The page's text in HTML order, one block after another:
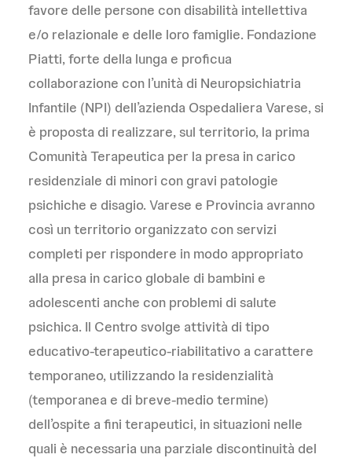
favore delle persone con disabilità intellettiva
e/o relazionale e delle loro famiglie. Fondazione
Piatti, forte della lunga e proficua
collaborazione con l’unità di Neuropsichiatria
Infantile (NPI) dell’azienda Ospedaliera Varese, si
è proposta di realizzare, sul territorio, la prima
Comunità Terapeutica per la presa in carico
residenziale di minori con gravi patologie
psichiche e disagio. Varese e Provincia avranno
così un territorio organizzato con servizi
completi per rispondere in modo appropriato
alla presa in carico globale di bambini e
adolescenti anche con problemi di salute
psichica. Il Centro svolge attività di tipo
educativo-terapeutico-riabilitativo a carattere
temporaneo, utilizzando la residenzialità
(temporanea e di breve-medio termine)
dell’ospite a fini terapeutici, in situazioni nelle
quali è necessaria una parziale discontinuità del